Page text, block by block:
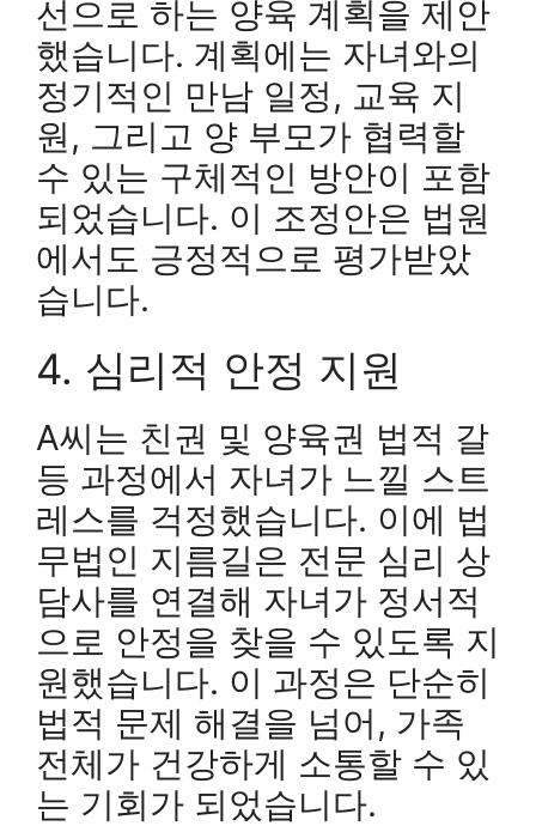
선으로 하는 양육 계획을 제안
했습니다. 계획에는 자녀와의
정기적인 만남 일정, 교육 지
원, 그리고 양 부모가 협력할
수 있는 구체적인 방안이 포함
되었습니다. 이 조정안은 법원
에서도 긍정적으로 평가받았
습니다.
4. 심리적 안정 지원
A씨는 친권 및 양육권 법적 갈
등 과정에서 자녀가 느낄 스트
레스를 걱정했습니다. 이에 법
무법인 지름길은 전문 심리 상
담사를 연결해 자녀가 정서적
으로 안정을 찾을 수 있도록 지
원했습니다. 이 과정은 단순히
법적 문제 해결을 넘어, 가족
전체가 건강하게 소통할 수 있
는 기회가 되었습니다.